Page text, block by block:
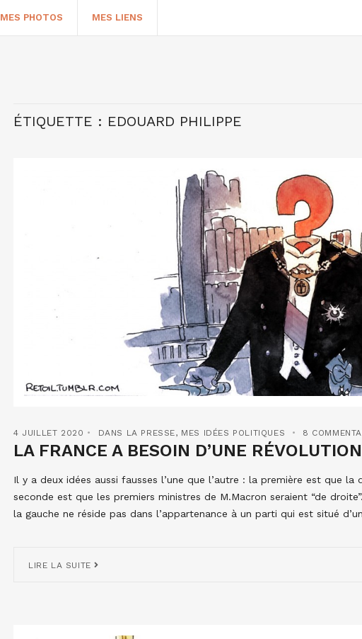
MES PHOTOS MES LIENS
ÉTIQUETTE : EDOUARD PHILIPPE
4 JUILLET 2020 DANS LA PRESSE, MES IDÉES POLITIQUES 8
LA FRANCE A BESOIN D’UNE
Il y a deux idées aussi fausses l’une que l’autre : la première est que la
seconde est que les premiers ministres de M.Macron seraient “de
la gauche ne réside pas dans l’appartenance à un parti qui est situé
LIRE LA SUITE